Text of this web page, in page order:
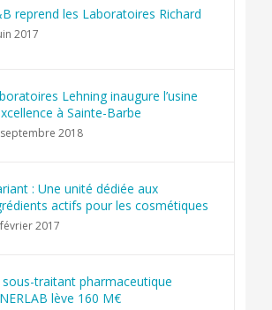
reprend les Laboratoires Richard
2017
Lehning inaugure l’usine
à Sainte-Barbe
2018
: Une unité dédiée aux
actifs pour les cosmétiques
2017
sous-traitant pharmaceutique
lève 160 M€